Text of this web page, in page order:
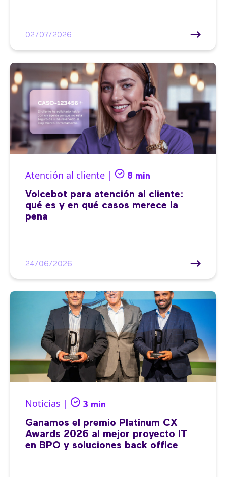
02/07/2026
Atención al cliente | 8 min
Voicebot para atención al cliente:
qué es y en qué casos merece la
pena
24/06/2026
Noticias | 3 min
Ganamos el premio Platinum CX
Awards 2026 al mejor proyecto IT
en BPO y soluciones back office